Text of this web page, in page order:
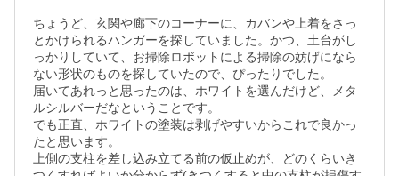
ちょうど、玄関や廊下のコーナーに、カバンや上着をさっ
とかけられるハンガーを探していました。かつ、土台がし
っかりしていて、お掃除ロボットによる掃除の妨げになら
ない形状のものを探していたので、ぴったりでした。
届いてあれっと思ったのは、ホワイトを選んだけど、メタ
ルシルバーだなということです。
でも正直、ホワイトの塗装は剥げやすいからこれで良かっ
たと思います。
上側の支柱を差し込み立てる前の仮止めが、どのくらいき